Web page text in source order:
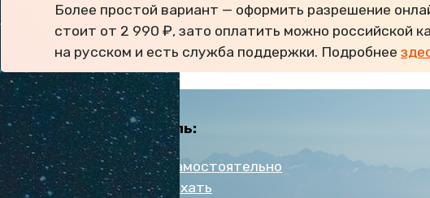
Более простой вариант — оформить разрешение
стоит от 2 990 ₽, зато оплатить можно российской
на русском и есть служба поддержки. Подробнее
Важное про Израиль:
Как съездить самостоятельно
Где лучше отдыхать